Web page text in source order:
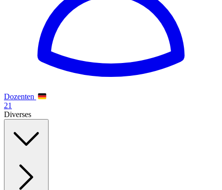
Dozenten
21
Diverses